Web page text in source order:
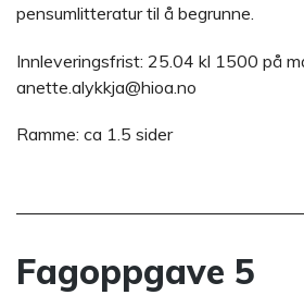
pensumlitteratur til å begrunne.
Innleveringsfrist: 25.04 kl 1500 på
anette.alykkja@hioa.no
Ramme: ca 1.5 sider
Fagoppgave 5